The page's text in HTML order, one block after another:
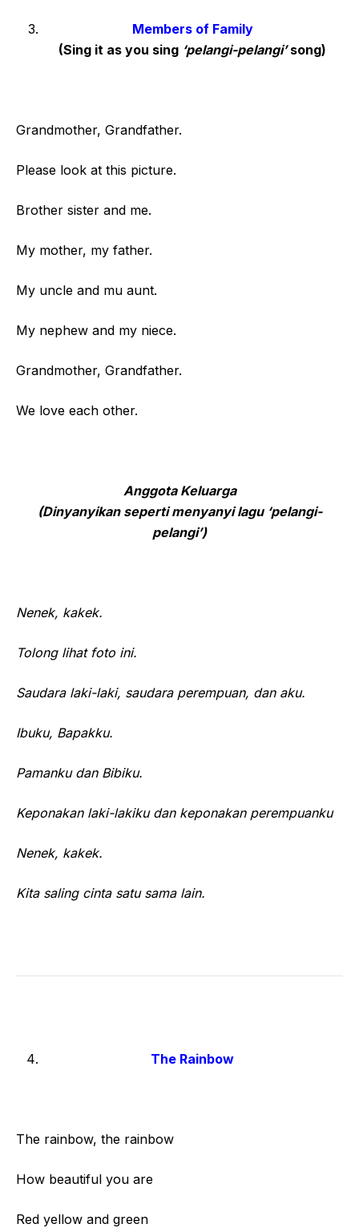
Members of Family
(Sing it as you sing ‘pelangi-pelangi’song)
Grandmother, Grandfather.
Please look at this picture.
Brother sister and me.
My mother, my father.
My uncle and mu aunt.
My nephew and my niece.
Grandmother, Grandfather.
We love each other.
Anggota Keluarga
(Dinyanyikan seperti menyanyi lagu ‘pelangi-
pelangi’)
Nenek, kakek.
Tolong lihat foto ini.
Saudara laki-laki, saudara perempuan, dan aku.
Ibuku, Bapakku.
Pamanku dan Bibiku.
Keponakan laki-lakiku dan keponakan perempuanku
Nenek, kakek.
Kita saling cinta satu sama lain.
The Rainbow
The rainbow, the rainbow
How beautiful you are
Red yellow and green